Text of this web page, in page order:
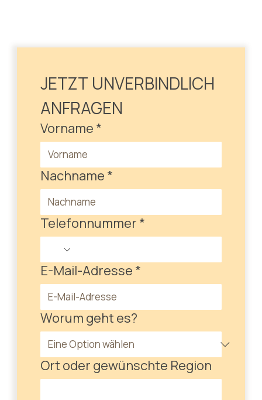
JETZT UNVERBINDLICH
ANFRAGEN
Vorname *
Nachname *
Telefonnummer *
E-Mail-Adresse *
Worum geht es?
Ort oder gewünschte Region